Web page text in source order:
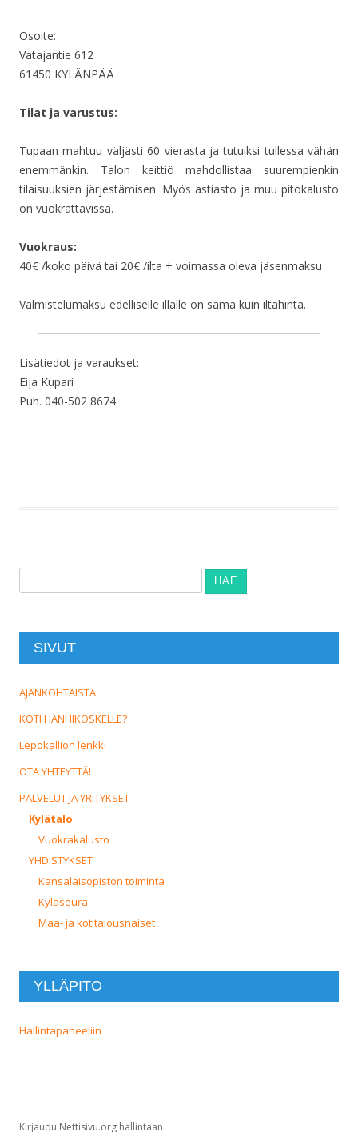
Osoite:
Vatajantie 612
61450 KYLÄNPÄÄ
Tilat ja varustus:
Tupaan mahtuu väljästi 60 vierasta ja tutuiksi tullessa vähän
enemmänkin. Talon keittiö mahdollistaa suurempienkin
tilaisuuksien järjestämisen. Myös astiasto ja muu pitokalusto
on vuokrattavissa.
Vuokraus:
40€ /koko päivä tai 20€ /ilta + voimassa oleva jäsenmaksu
Valmistelumaksu edelliselle illalle on sama kuin iltahinta.
Lisätiedot ja varaukset:
Eija Kupari
Puh. 040-502 8674
SIVUT
AJANKOHTAISTA
KOTI HANHIKOSKELLE?
Lepokallion lenkki
OTA YHTEYTTÄ!
PALVELUT JA YRITYKSET
Kylätalo
Vuokrakalusto
YHDISTYKSET
Kansalaisopiston toiminta
Kyläseura
Maa- ja kotitalousnaiset
YLLÄPITO
Hallintapaneeliin
Kirjaudu Nettisivu.org hallintaan